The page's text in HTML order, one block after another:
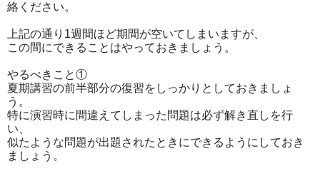
絡ください。
上記の通り1週間ほど期間が空いてしまいますが、
この間にできることはやっておきましょう。
やるべきこと①
夏期講習の前半部分の復習をしっかりとしておきましょ
う。
特に演習時に間違えてしまった問題は必ず解き直しを行
い、
似たような問題が出題されたときにできるようにしておき
ましょう。